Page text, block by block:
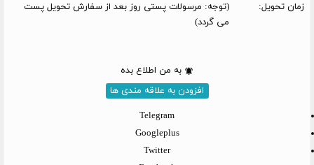
زمان تحویل:
(توجه: مرسولات پستی روز بعد از سفارش تحویل پست
می گردد)
به من اطلاع بده
افزودن به علاقه مندی ها
Telegram
Googleplus
Twitter